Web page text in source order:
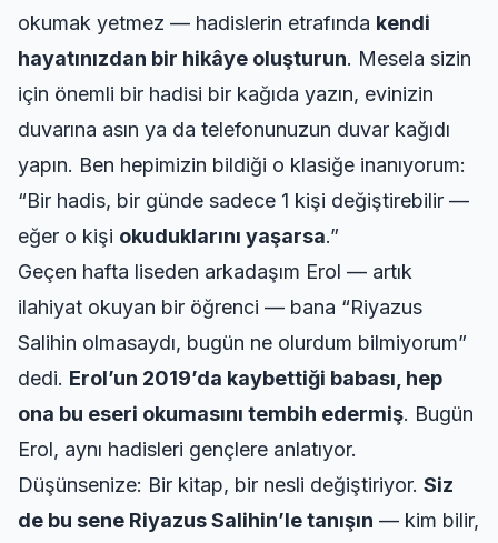
okumak yetmez — hadislerin etrafında kendi
hayatınızdan bir hikâye oluşturun. Mesela sizin
için önemli bir hadisi bir kağıda yazın, evinizin
duvarına asın ya da telefonunuzun duvar kağıdı
yapın. Ben hepimizin bildiği o klasiğe inanıyorum:
“Bir hadis, bir günde sadece 1 kişi değiştirebilir —
eğer o kişi okuduklarını yaşarsa.”
Geçen hafta liseden arkadaşım Erol — artık
ilahiyat okuyan bir öğrenci — bana “Riyazus
Salihin olmasaydı, bugün ne olurdum bilmiyorum”
dedi. Erol’un 2019’da kaybettiği babası, hep
ona bu eseri okumasını tembih edermiş. Bugün
Erol, aynı hadisleri gençlere anlatıyor.
Düşünsenize: Bir kitap, bir nesli değiştiriyor. Siz
de bu sene Riyazus Salihin’le tanışın — kim bilir,